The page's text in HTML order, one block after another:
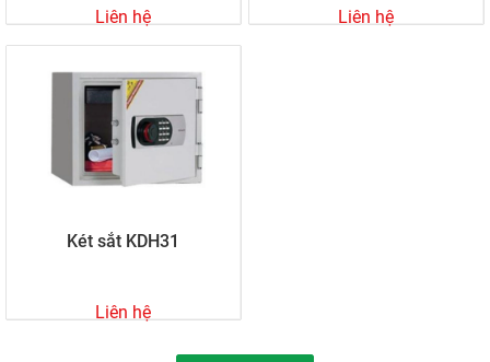
Liên hệ Liên hệ
Két sắt KDH31
Liên hệ